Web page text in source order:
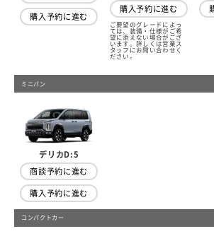
購入予約に進む
購入予約に進む
ご要望のグレードによっ
ては、装備・仕様がご希
望に添えない場合がござ
います。詳しくは営業ス
タッフにお問い合わせく
ださい。
ミニバン
デリカD:5
商談予約に進む
購入予約に進む
コンパクトカー